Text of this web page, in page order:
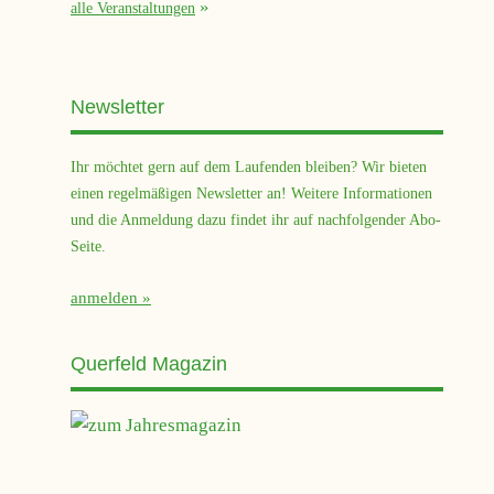
alle Veranstaltungen
Newsletter
Ihr möchtet gern auf dem Laufenden bleiben? Wir bieten
einen regelmäßigen Newsletter an! Weitere Informationen
und die Anmeldung dazu findet ihr auf nachfolgender Abo-
Seite.
anmelden
Querfeld Magazin